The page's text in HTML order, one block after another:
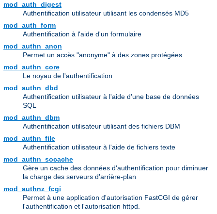
mod_auth_digest
Authentification utilisateur utilisant les condensés MD5
mod_auth_form
Authentification à l'aide d'un formulaire
mod_authn_anon
Permet un accès "anonyme" à des zones protégées
mod_authn_core
Le noyau de l'authentification
mod_authn_dbd
Authentification utilisateur à l'aide d'une base de données
SQL
mod_authn_dbm
Authentification utilisateur utilisant des fichiers DBM
mod_authn_file
Authentification utilisateur à l'aide de fichiers texte
mod_authn_socache
Gère un cache des données d'authentification pour diminuer
la charge des serveurs d'arrière-plan
mod_authnz_fcgi
Permet à une application d'autorisation FastCGI de gérer
l'authentification et l'autorisation httpd.